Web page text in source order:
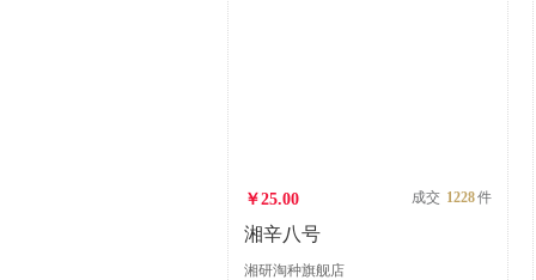
￥25.00 成交 1228件
湘辛八号
湘研淘种旗舰店